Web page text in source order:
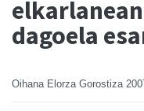
dagoela
Oihana Elorza Gorostiza